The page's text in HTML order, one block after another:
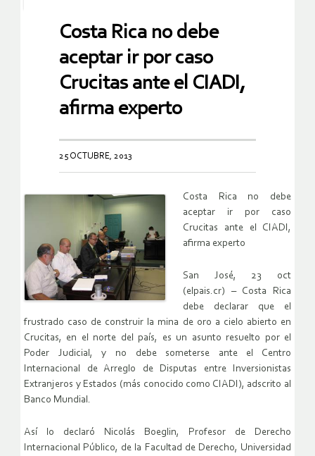
Costa Rica no debe
aceptar ir por caso
Crucitas ante el CIADI,
afirma experto
25 OCTUBRE, 2013
Costa Rica no debe
aceptar ir por caso
Crucitas ante el CIADI,
afirma experto
San José, 23 oct
(elpais.cr) – Costa Rica
debe declarar que el
frustrado caso de construir la mina de oro a cielo abierto en
Crucitas, en el norte del país, es un asunto resuelto por el
Poder Judicial, y no debe someterse ante el Centro
Internacional de Arreglo de Disputas entre Inversionistas
Extranjeros y Estados (más conocido como CIADI), adscrito al
Banco Mundial.
Así lo declaró Nicolás Boeglin, Profesor de Derecho
Internacional Público, de la Facultad de Derecho, Universidad